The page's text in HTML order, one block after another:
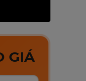
GIÁ